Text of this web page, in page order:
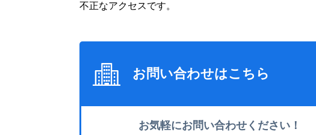
不正なアクセスです。
お問い合わせはこちら
お気軽にお問い合わせください！